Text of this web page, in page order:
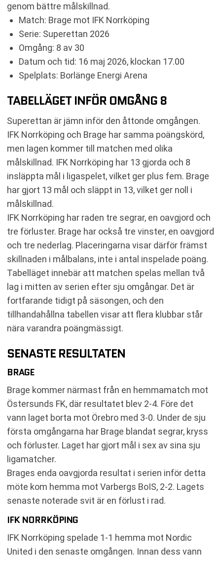
genom bättre målskillnad.
Match: Brage mot IFK Norrköping
Serie: Superettan 2026
Omgång: 8 av 30
Datum och tid: 16 maj 2026, klockan 17.00
Spelplats: Borlänge Energi Arena
TABELLÄGET INFÖR OMGÅNG 8
Superettan är jämn inför den åttonde omgången.
IFK Norrköping och Brage har samma poängskörd,
men lagen kommer till matchen med olika
målskillnad. IFK Norrköping har 13 gjorda och 8
insläppta mål i ligaspelet, vilket ger plus fem. Brage
har gjort 13 mål och släppt in 13, vilket ger noll i
målskillnad.
IFK Norrköping har raden tre segrar, en oavgjord och
tre förluster. Brage har också tre vinster, en oavgjord
och tre nederlag. Placeringarna visar därför främst
skillnaden i målbalans, inte i antal inspelade poäng.
Tabelläget innebär att matchen spelas mellan två
lag i mitten av serien efter sju omgångar. Det är
fortfarande tidigt på säsongen, och den
tillhandahållna tabellen visar att flera klubbar står
nära varandra poängmässigt.
SENASTE RESULTATEN
BRAGE
Brage kommer närmast från en hemmamatch mot
Östersunds FK, där resultatet blev 2-4. Före det
vann laget borta mot Örebro med 3-0. Under de sju
första omgångarna har Brage blandat segrar, kryss
och förluster. Laget har gjort mål i sex av sina sju
ligamatcher.
Brages enda oavgjorda resultat i serien inför detta
möte kom hemma mot Varbergs BoIS, 2-2. Lagets
senaste noterade svit är en förlust i rad.
IFK NORRKÖPING
IFK Norrköping spelade 1-1 hemma mot Nordic
United i den senaste omgången. Innan dess vann